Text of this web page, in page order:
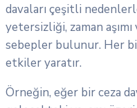
davaları çeşitli
yetersizliği, zaman
sebepler bulunur. Her
etkiler yaratır.
Örneğin, eğer bir ceza